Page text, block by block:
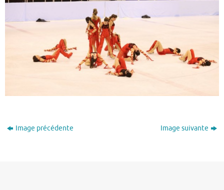
Image précédente Image suivante